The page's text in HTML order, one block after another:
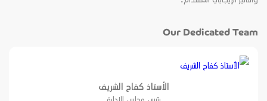
Our Dedicated Team
الأستاذ كفاح الشريف